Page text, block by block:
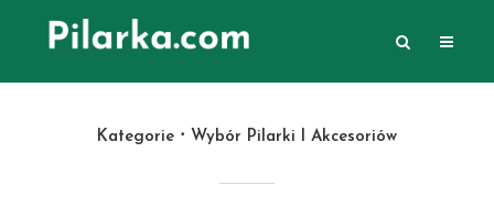
Kategorie Wybór Pilarki I Akcesoriów